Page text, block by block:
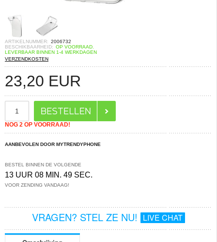
ARTIKELNUMMER: 2006732
BESCHIKBAARHEID: OP VOORRAAD.
LEVERBAAR BINNEN 1-4 WERKDAGEN
VERZENDKOSTEN
23,20 EUR
NOG 2 OP VOORRAAD!
AANBEVOLEN DOOR MYTRENDYPHONE
BESTEL BINNEN DE VOLGENDE
13 UUR 08 MIN. 49 SEC.
VOOR ZENDING VANDAAG!
VRAGEN? STEL ZE NU! LIVE CHAT